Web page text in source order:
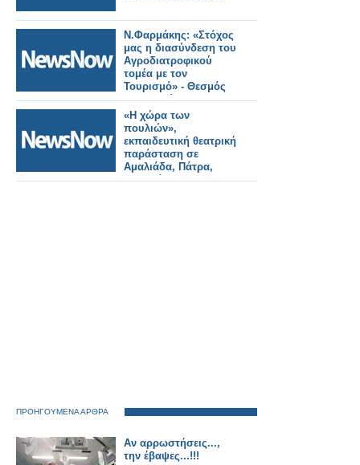
Ν.Φαρμάκης: «Στόχος
μας η διασύνδεση του
Αγροδιατροφικού
τομέα με τον
Τουρισμό» - Θεσμός
με θερμούς
υποστηρικτές το
Φεστιβάλ «Κερνάμε
Ελλάδα» στην
Αμαλιάδα
«Η χώρα των
πουλιών»,
εκπαιδευτική θεατρική
παράσταση σε
Αμαλιάδα, Πάτρα,
Μεσολόγγι με
ΠΡΟΗΓΟΥΜΕΝΑ ΑΡΘΡΑ
Αν αρρωστήσεις...,
την έβαψες...!!!